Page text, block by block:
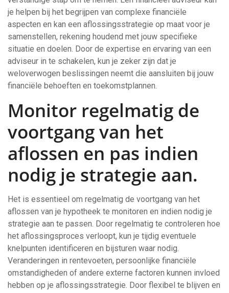
je helpen bij het begrijpen van complexe financiële
aspecten en kan een aflossingsstrategie op maat voor je
samenstellen, rekening houdend met jouw specifieke
situatie en doelen. Door de expertise en ervaring van een
adviseur in te schakelen, kun je zeker zijn dat je
weloverwogen beslissingen neemt die aansluiten bij jouw
financiële behoeften en toekomstplannen.
Monitor regelmatig de
voortgang van het
aflossen en pas indien
nodig je strategie aan.
Het is essentieel om regelmatig de voortgang van het
aflossen van je hypotheek te monitoren en indien nodig je
strategie aan te passen. Door regelmatig te controleren hoe
het aflossingsproces verloopt, kun je tijdig eventuele
knelpunten identificeren en bijsturen waar nodig.
Veranderingen in rentevoeten, persoonlijke financiële
omstandigheden of andere externe factoren kunnen invloed
hebben op je aflossingsstrategie. Door flexibel te blijven en